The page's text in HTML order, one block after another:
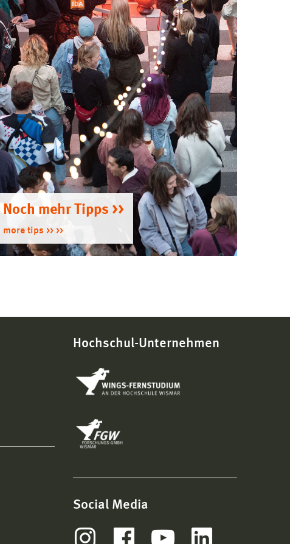
Noch mehr Tipps >>
more tips >>
Hochschul-Unternehmen
Social Media